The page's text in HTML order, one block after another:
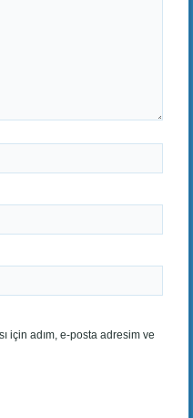
için adım, e-posta adresim ve